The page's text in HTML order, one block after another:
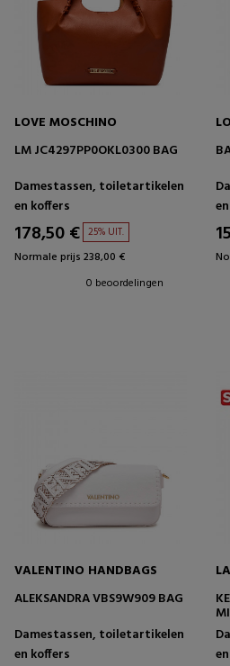
LOVE MOSCHINO
LM JC4297PP0OKL0300 BAG
Damestassen, toiletartikelen
en koffers
178,50 € 25% UIT.
Normale prijs 238,00 €
0 beoordelingen
VALENTINO HANDBAGS
ALEKSANDRA VBS9W909 BAG
Damestassen, toiletartikelen
en koffers